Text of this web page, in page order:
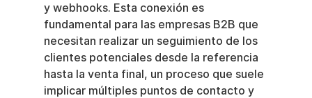
y webhooks. Esta conexión es
fundamental para las empresas B2B que
necesitan realizar un seguimiento de los
clientes potenciales desde la referencia
hasta la venta final, un proceso que suele
implicar múltiples puntos de contacto y